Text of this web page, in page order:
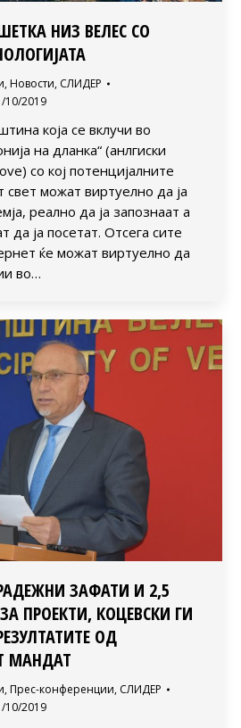
НИЗ ВЕЛЕС СО
, Новости, СЛИДЕР
10/2019
која се вклучи во
на дланка“ (анлгиски
со кој потенцијалните
свет можат виртуелно да ја
реално да ја запознаат а
да ја посетат. Отсега сите
ќе можат виртуелно да
во…
ЗАФАТИ И 2,5
ПРОЕКТИ, КОЦЕВСКИ ГИ
ОД
МАНДАТ
, Прес-конференции, СЛИДЕР
10/2019